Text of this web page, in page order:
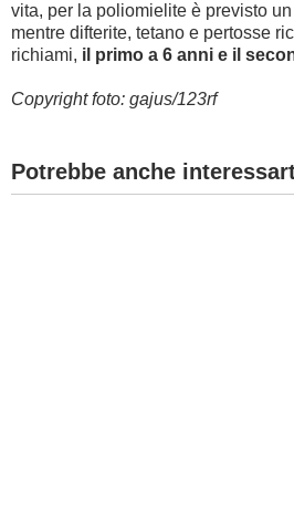
vita, per la poliomielite è previsto un
mentre difterite, tetano e pertosse
richiami, il primo a 6 anni e il
Copyright foto: gajus/123rf
Potrebbe anche